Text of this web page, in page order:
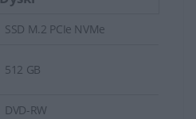
SSD M.2 PCIe NVMe
512 GB
DVD-RW